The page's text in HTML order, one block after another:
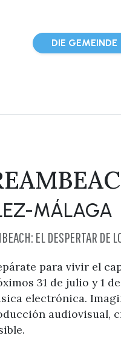
DIE GEMEINDE
MÁLAGA
EL DESPERTAR DE
para vivir el
31 de julio y 1
electrónica.
audiovisual,